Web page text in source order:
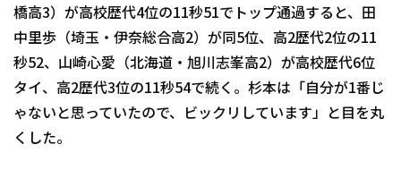
橋高3）が高校歴代4位の11秒51でトップ通過すると、田
中里歩（埼玉・伊奈総合高2）が同5位、高2歴代2位の11
秒52、山崎心愛（北海道・旭川志峯高2）が高校歴代6位
タイ、高2歴代3位の11秒54で続く。杉本は「自分が1番じ
ゃないと思っていたので、ビックリしています」と目を丸
くした。